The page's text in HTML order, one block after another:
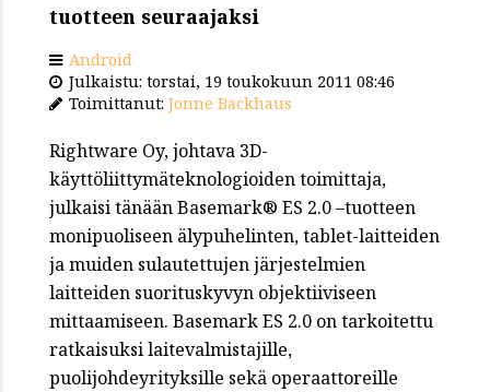
tuotteen seuraajaksi
Android
Julkaistu: torstai, 19 toukokuun 2011 08:46
Toimittanut: Jonne Backhaus
Rightware Oy, johtava 3D-
käyttöliittymäteknologioiden toimittaja,
julkaisi tänään Basemark® ES 2.0 –tuotteen
monipuoliseen älypuhelinten, tablet-laitteiden
ja muiden sulautettujen järjestelmien
laitteiden suorituskyvyn objektiiviseen
mittaamiseen. Basemark ES 2.0 on tarkoitettu
ratkaisuksi laitevalmistajille,
puolijohdeyrityksille sekä operaattoreille